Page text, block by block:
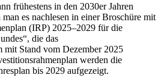
frühestens in den 2030er Jahren
es nachlesen in einer Broschüre mit
(IRP) 2025–2029 für die
die das
mit Stand vom Dezember 2025
werden die
bis 2029 aufgezeigt.